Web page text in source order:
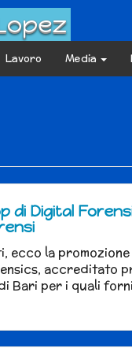
Lavoro Media
di Digital
ecco la
accreditato
Bari per i quali